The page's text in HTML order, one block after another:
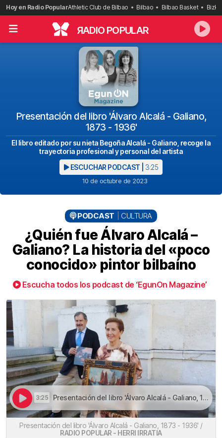
Saltar
al
contenido
Hoy en Radio PopularAthletic Club de Bilbao Bilbao Bilbao Basket
RADIO POPULAR
Presentación del libro 'Álvaro Alcalá - Galiano,
1873 - 1936'
El libro editado por su nieta Begoña Alcalá - Galiano, recoge la
trayectoria profesional y personal del artista
ESCUCHAR PODCAST | 3:25
10 de octubre de 2023
PODCAST CULTURA
¿Quién fue Álvaro Alcalá –
Galiano? La historia del «poco
conocido» pintor bilbaíno
Escucha todos los podcast de ‘EgunOn Magazine’
3:25 Presentación del libro 'Álvaro Alcalá - Galiano, 1873 - 1936' | ¿Quién fue Álvaro Alcalá – Galiano? La historia del «poco conocido» pintor bilbaíno
Presentación del libro 'Álvaro Alcalá - Galiano, 1873 - 1936' /
RADIO POPULAR - HERRI IRRATIA